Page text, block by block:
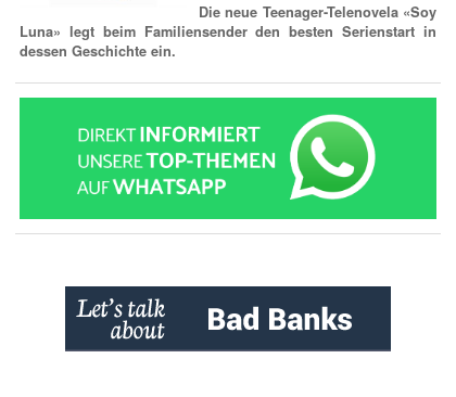
Die neue Teenager-Telenovela «Soy
Luna» legt beim Familiensender den besten Serienstart in
dessen Geschichte ein.